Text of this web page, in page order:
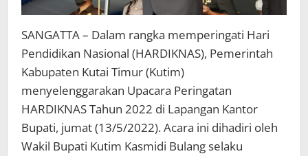
SANGATTA – Dalam rangka memperingati Hari
Pendidikan Nasional (HARDIKNAS), Pemerintah
Kabupaten Kutai Timur (Kutim)
menyelenggarakan Upacara Peringatan
HARDIKNAS Tahun 2022 di Lapangan Kantor
Bupati, jumat (13/5/2022). Acara ini dihadiri oleh
Wakil Bupati Kutim Kasmidi Bulang selaku